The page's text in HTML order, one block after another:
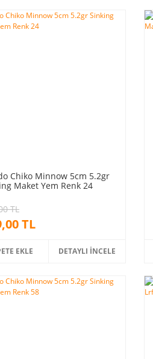
Chiko Minnow 5cm 5.2gr
Maket Yem Renk 24
TL
TL
EKLE DETAYLI İNCELE